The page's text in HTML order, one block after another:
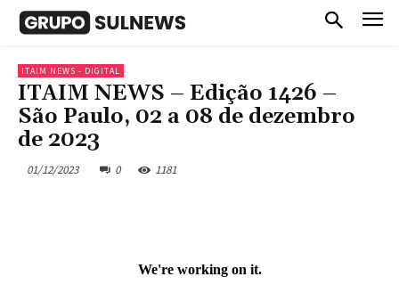
ITAIM NEWS - DIGITAL
ITAIM NEWS – Edição 1426 –
São Paulo, 02 a 08 de dezembro
de 2023
01/12/2023 0 1181